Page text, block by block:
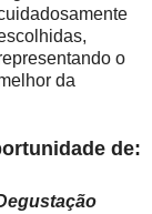
o
da
de: